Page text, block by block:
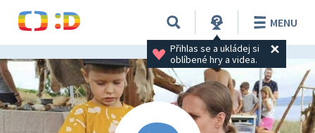
Přihlas se a ukládej si
oblíbené hry a videa.
MENU